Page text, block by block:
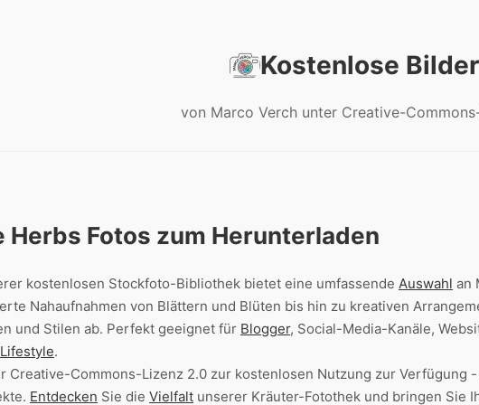
Kostenlose Bilder
von Marco Verch unter Creative-
Herbs Fotos zum Herunterladen
kostenlosen Stockfoto-Bibliothek bietet eine umfassende Auswahl an
Nahaufnahmen von Blättern und Blüten bis hin zu kreativen
und Stilen ab. Perfekt geeignet für Blogger, Social-Media-Kanäle,
Lifestyle.
Creative-Commons-Lizenz 2.0 zur kostenlosen Nutzung zur Verfügung
Entdecken Sie die Vielfalt unserer Kräuter-Fotothek und bringen Sie